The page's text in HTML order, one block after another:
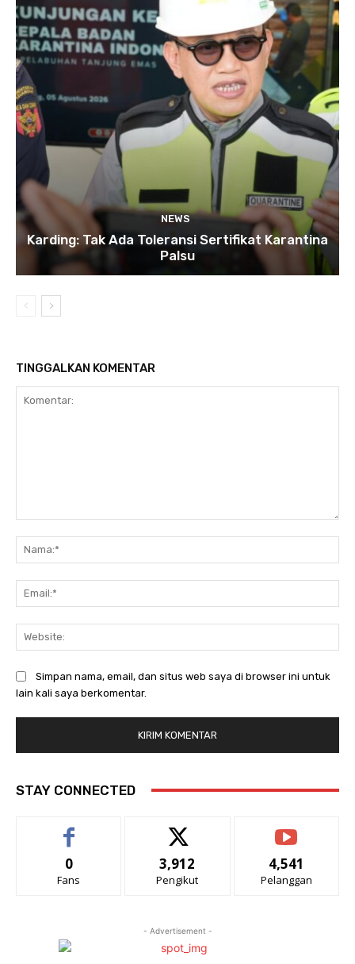
NEWS
Karding: Tak Ada Toleransi Sertifikat Karantina
Palsu
TINGGALKAN KOMENTAR
Simpan nama, email, dan situs web saya di browser ini untuk
lain kali saya berkomentar.
STAY CONNECTED
0
Fans
3,912
Pengikut
4,541
Pelanggan
- Advertisement -